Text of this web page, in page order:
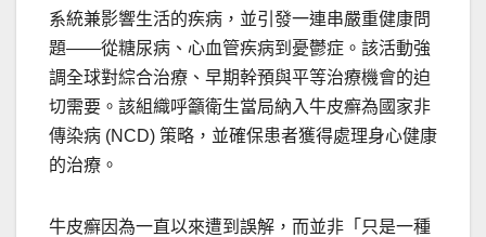
系統兼影響生活的疾病，並引發一連串嚴重健康問
題——從糖尿病、心血管疾病到憂鬱症。該活動強
調全球對綜合治療、早期幹預與平等治療機會的迫
切需要。該組織呼籲衛生當局納入牛皮癬為國家非
傳染病 (NCD) 策略，並確保患者獲得處理身心健康
的治療。
牛皮癬因為一直以來遭到誤解，而並非「只是一種